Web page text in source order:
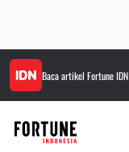
Baca artikel Fortune IDN